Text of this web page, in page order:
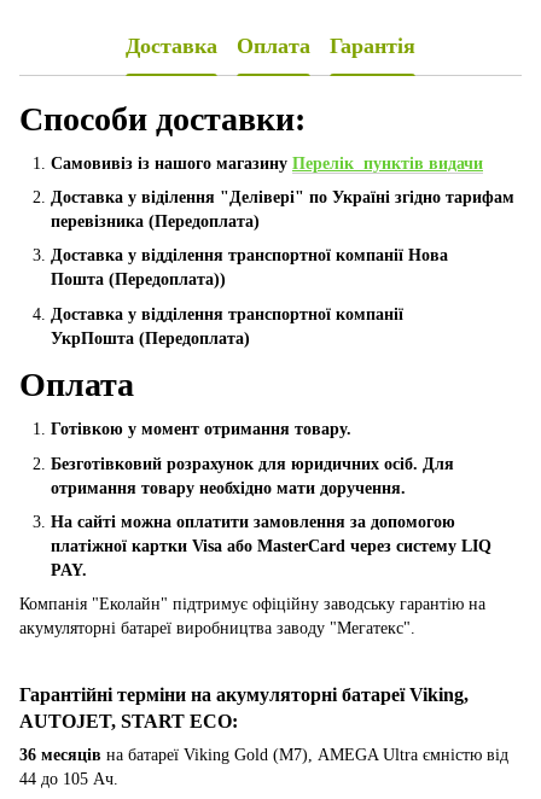
Доставка Оплата Гарантія
Способи доставки:
Самовивіз із нашого магазину Перелік пунктів видачи
Доставка у віділення "Делівері" по Україні згідно тарифам
перевізника (Передоплата)
Доставка у відділення транспортної компанії Нова
Пошта (Передоплата))
Доставка у відділення транспортної компанії
УкрПошта (Пeредоплата)
Оплата
Готівкою у момент отримання товару.
Безготівковий розрахунок для юридичних осіб. Для
отримання товару необхідно мати доручення.
На сайті можна оплатити замовлення за допомогою
платіжної картки Visa або MasterCard через систему LIQ
PAY.
Компанія "Еколайн" підтримує офіційну заводську гарантію на
акумуляторні батареї виробництва заводу "Мегатекс".
Гарантійні терміни на акумуляторні батареї Viking,
AUTOJET, START ECO:
36 месяців на батареї Viking Gold (M7), AMEGA Ultra ємністю від
44 до 105 Ач.